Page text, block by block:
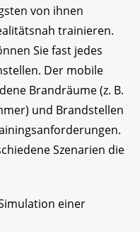
von ihnen
trainieren.
Sie fast jedes
Der mobile
Brandräume (z. B.
und Brandstellen
Szenarien die
einer